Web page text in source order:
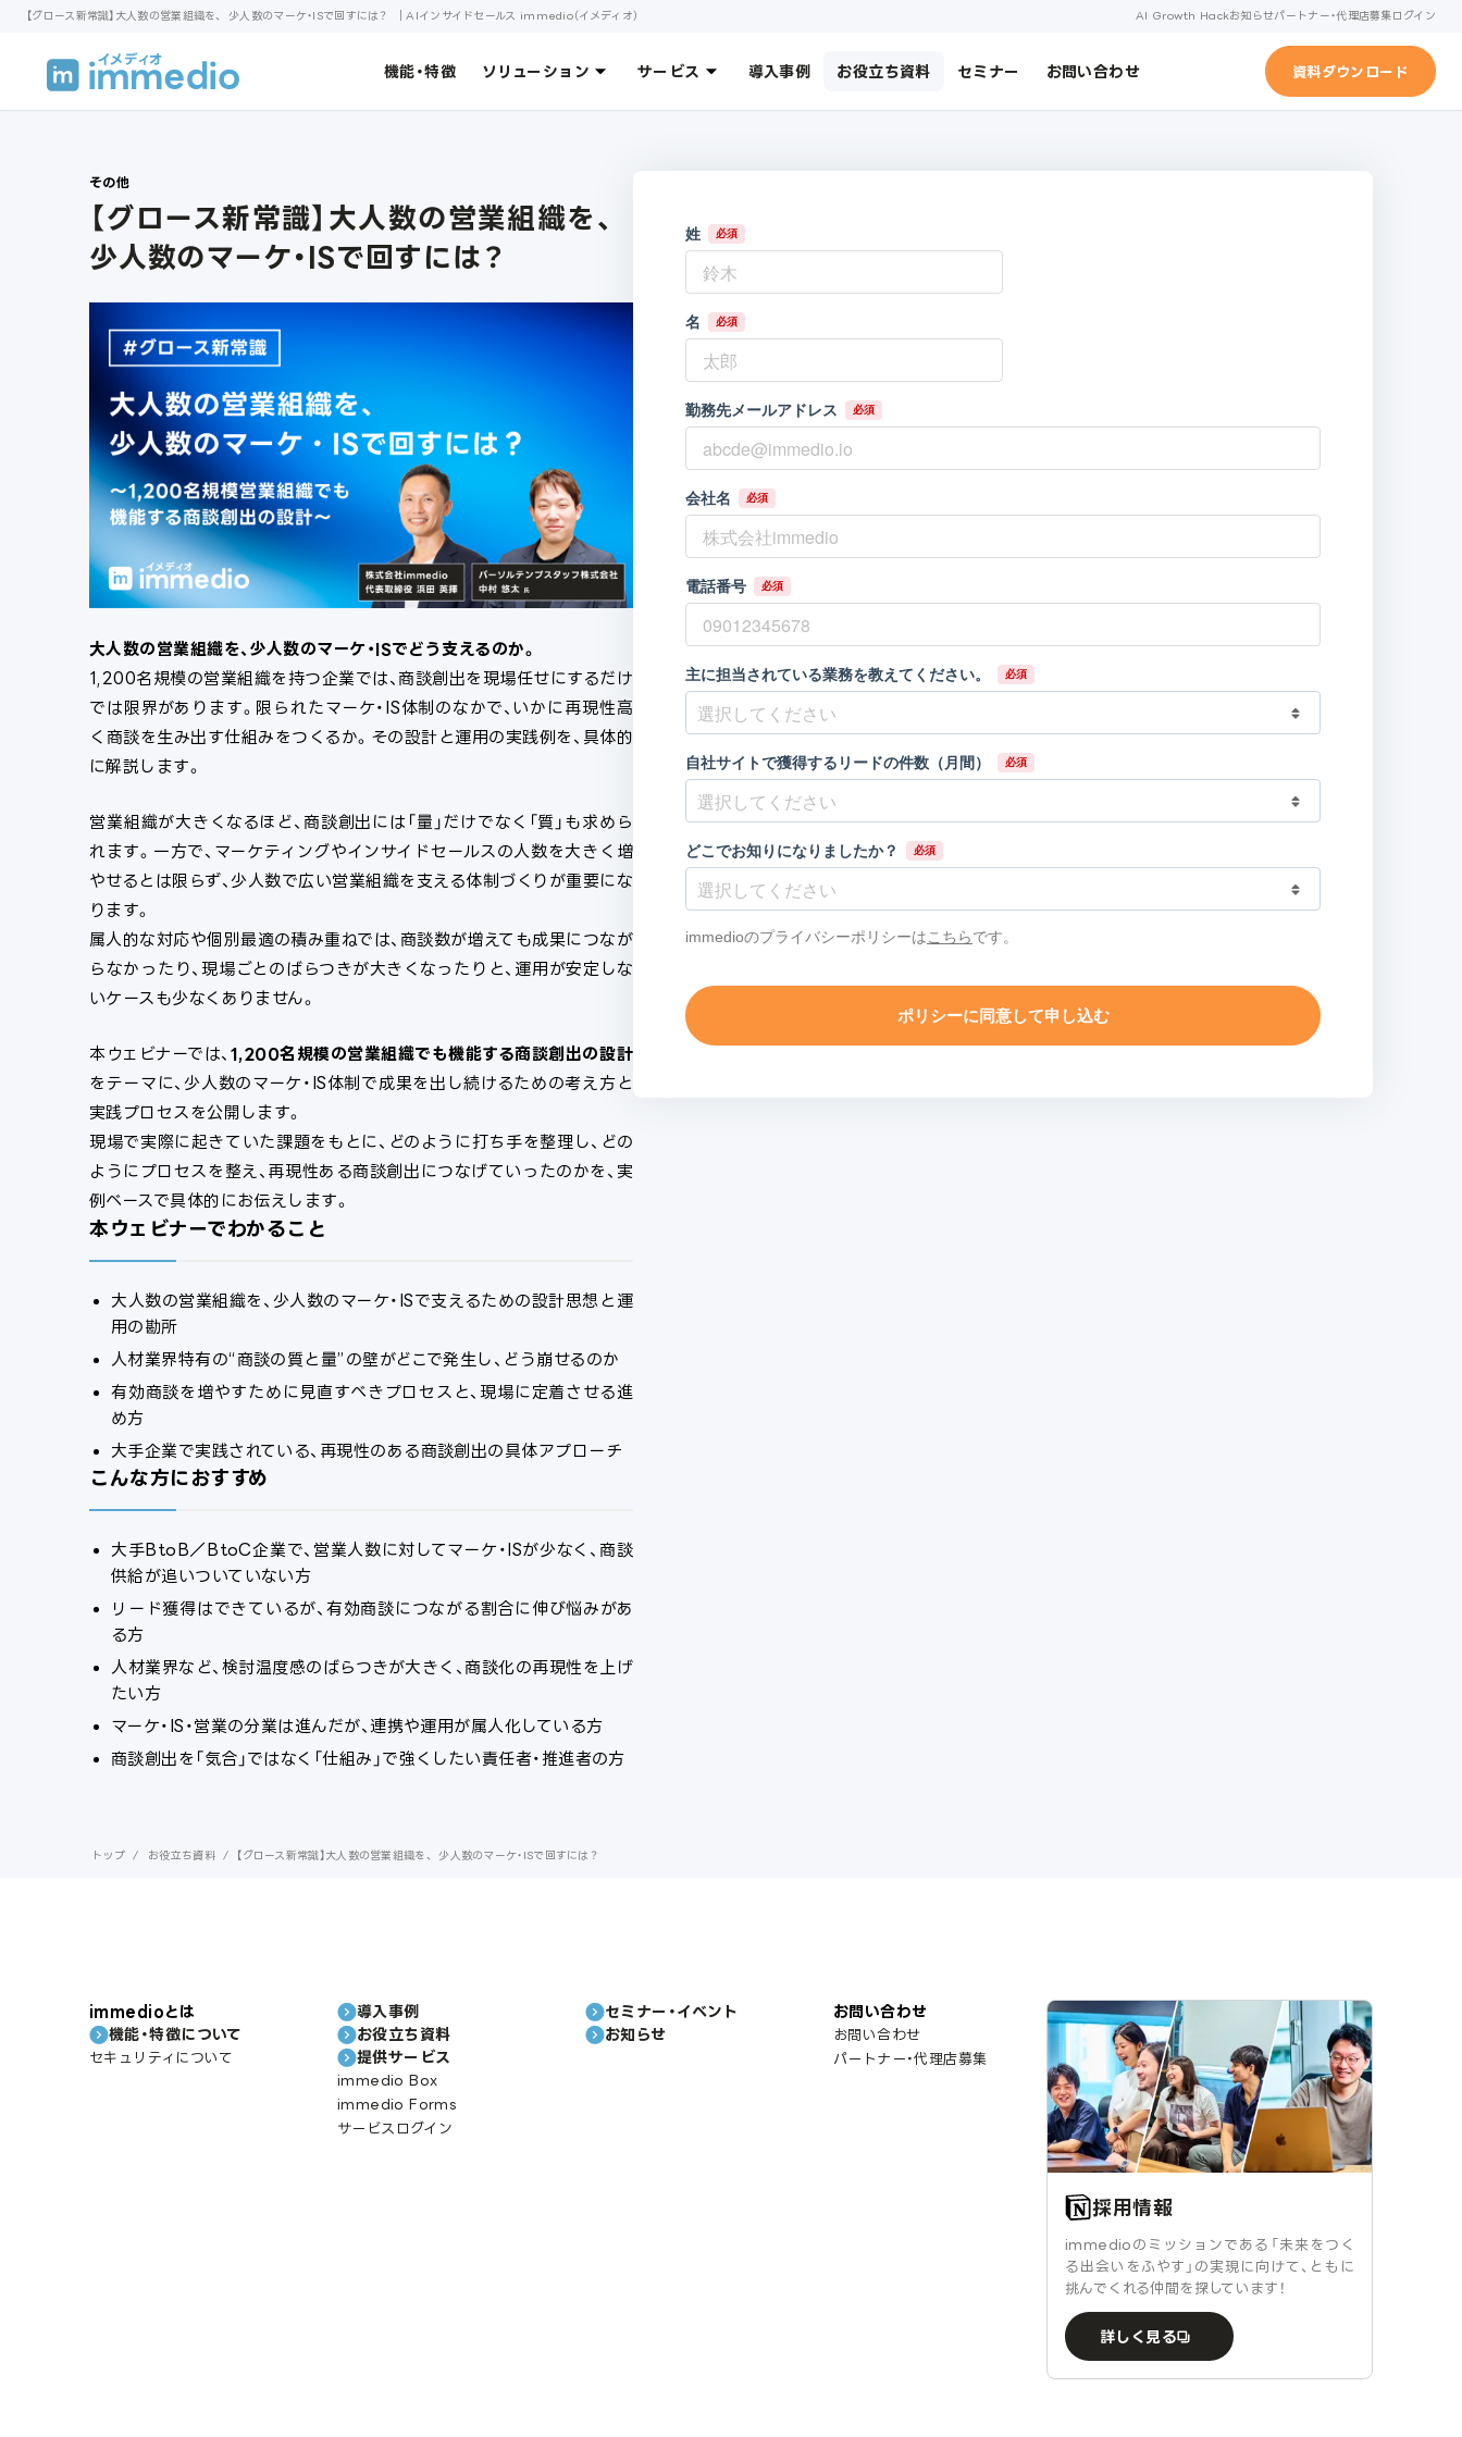
【グロース新常識】大人数の営業組織を、 少人数のマーケ・ISで回すには？ ｜AIインサイドセールス immedio（イメディオ） AI Growth Hackお知らせパートナー・代理店募集ログイン
機能・特徴 ソリューション サービス 導入事例 お役立ち資料 セミナー お問い合わせ 資料ダウンロード
その他
【グロース新常識】大人数の営業組織を、
少人数のマーケ・ISで回すには？
大人数の営業組織を、少人数のマーケ・ISでどう支えるのか。
1,200名規模の営業組織を持つ企業では、商談創出を現場任せにするだけ
では限界があります。限られたマーケ・IS体制のなかで、いかに再現性高
く商談を生み出す仕組みをつくるか。その設計と運用の実践例を、具体的
に解説します。
営業組織が大きくなるほど、商談創出には「量」だけでなく「質」も求めら
れます。一方で、マーケティングやインサイドセールスの人数を大きく増
やせるとは限らず、少人数で広い営業組織を支える体制づくりが重要にな
ります。
属人的な対応や個別最適の積み重ねでは、商談数が増えても成果につなが
らなかったり、現場ごとのばらつきが大きくなったりと、運用が安定しな
いケースも少なくありません。
本ウェビナーでは、 1,200名規模の営業組織でも機能する商談創出の設計
をテーマに、少人数のマーケ・IS体制で成果を出し続けるための考え方と
実践プロセスを公開します。
現場で実際に起きていた課題をもとに、どのように打ち手を整理し、どの
ようにプロセスを整え、再現性ある商談創出につなげていったのかを、実
例ベースで具体的にお伝えします。
本ウェビナーでわかること
大人数の営業組織を、少人数のマーケ・ISで支えるための設計思想と運
用の勘所
人材業界特有の“商談の質と量”の壁がどこで発生し、どう崩せるのか
有効商談を増やすために見直すべきプロセスと、現場に定着させる進
め方
大手企業で実践されている、再現性のある商談創出の具体アプローチ
こんな方におすすめ
大手BtoB／BtoC企業で、営業人数に対してマーケ・ISが少なく、商談
供給が追いついていない方
リード獲得はできているが、有効商談につながる割合に伸び悩みがあ
る方
人材業界など、検討温度感のばらつきが大きく、商談化の再現性を上げ
たい方
マーケ・IS・営業の分業は進んだが、連携や運用が属人化している方
商談創出を「気合」ではなく「仕組み」で強くしたい責任者・推進者の方
トップ / お役立ち資料 / 【グロース新常識】大人数の営業組織を、 少人数のマーケ・ISで回すには？
immedioとは
機能・特徴について
セキュリティについて
導入事例
お役立ち資料
提供サービス
immedio Box
immedio Forms
サービスログイン
セミナー・イベント
お知らせ
お問い合わせ
お問い合わせ
パートナー・代理店募集
採用情報
immedioのミッションである「未来をつく
る出会いをふやす」の実現に向けて、ともに
挑んでくれる仲間を探しています！
詳しく見る